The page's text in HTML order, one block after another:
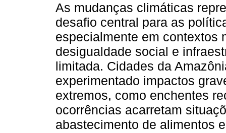
As mudanças climáticas
desafio central para as
especialmente em contextos
desigualdade social e
limitada. Cidades da
experimentado impactos
extremos, como enchentes
ocorrências acarretam
abastecimento de alimentos